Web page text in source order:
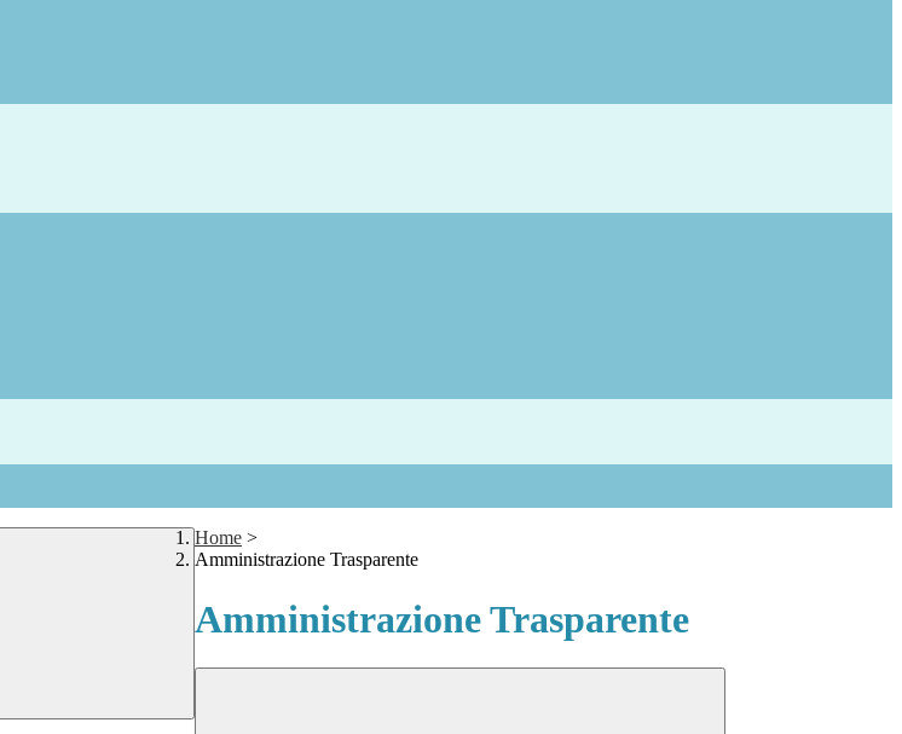
Home >
Amministrazione Trasparente
Amministrazione Trasparente